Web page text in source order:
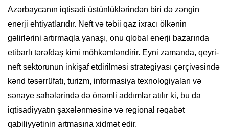
Azərbaycanın iqtisadi üstünlüklərindən biri də zəngin
enerji ehtiyatlarıdır. Neft və təbii qaz ixracı ölkənin
gəlirlərini artırmaqla yanaşı, onu qlobal enerji bazarında
etibarlı tərəfdaş kimi möhkəmləndirir. Eyni zamanda, qeyri-
neft sektorunun inkişaf etdirilməsi strategiyası çərçivəsində
kənd təsərrüfatı, turizm, informasiya texnologiyaları və
sənaye sahələrində də önəmli addımlar atılır ki, bu da
iqtisadiyyatın şaxələnməsinə və regional rəqabət
qabiliyyətinin artmasına xidmət edir.